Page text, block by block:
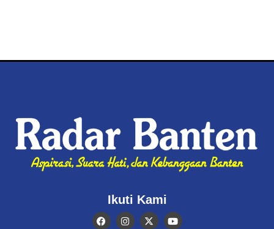
Ikuti Kami